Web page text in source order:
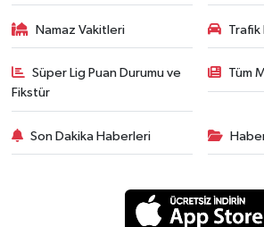
Namaz Vakitleri Trafik
Süper Lig Puan Durumu ve
Fikstür
Tüm
Son Dakika Haberleri